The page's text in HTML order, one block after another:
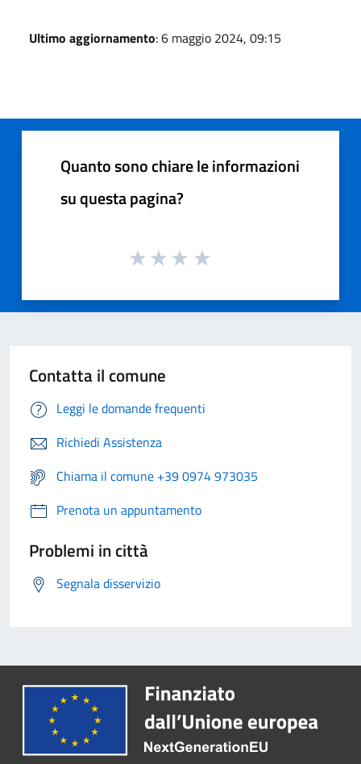
Ultimo aggiornamento: 6 maggio 2024, 09:15
Quanto sono chiare le informazioni
su questa pagina?
Contatta il comune
Leggi le domande frequenti
Richiedi Assistenza
Chiama il comune +39 0974 973035
Prenota un appuntamento
Problemi in città
Segnala disservizio